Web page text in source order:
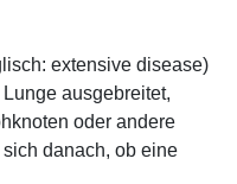
extensive disease)
ausgebreitet,
oder andere
danach, ob eine